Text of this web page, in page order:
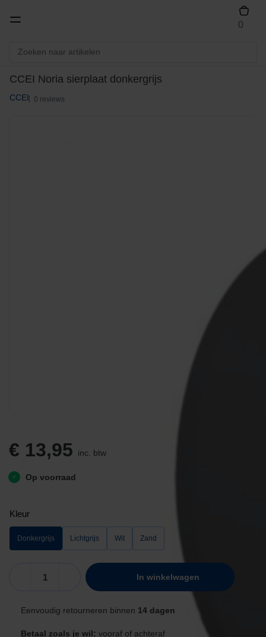
0
CCEI Noria sierplaat donkergrijs
CCEI 0 reviews
€ 13,95 inc. btw
Op voorraad
Kleur
Donkergrijs Lichtgrijs Wit Zand
Noria
donkergrijs
In winkelwagen
Eenvoudig retourneren binnen 14 dagen
Betaal zoals je wil: vooraf of achteraf